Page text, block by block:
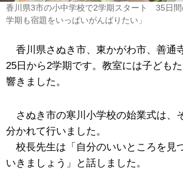
香川県3市の小中学校で2学期スタート 35日間
学期も宿題をいっぱいがんばりたい」
香川県さぬき市、東かがわ市、善通
25日から2学期です。教室には子ども
響きました。
さぬき市の寒川小学校の始業式は、
分かれて行いました。
校長先生は「自分のいいところを見
いきましょう」と話しました。